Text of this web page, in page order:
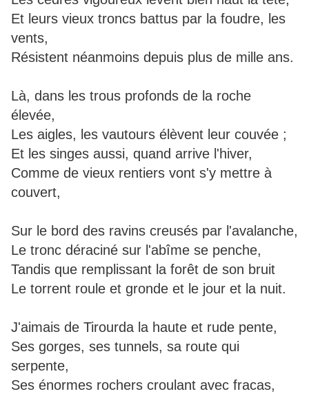
Et leurs vieux troncs battus par la foudre, les
vents,
Résistent néanmoins depuis plus de mille ans.
Là, dans les trous profonds de la roche
élevée,
Les aigles, les vautours élèvent leur couvée ;
Et les singes aussi, quand arrive l'hiver,
Comme de vieux rentiers vont s'y mettre à
couvert,
Sur le bord des ravins creusés par l'avalanche,
Le tronc déraciné sur l'abîme se penche,
Tandis que remplissant la forêt de son bruit
Le torrent roule et gronde et le jour et la nuit.
J'aimais de Tirourda la haute et rude pente,
Ses gorges, ses tunnels, sa route qui
serpente,
Ses énormes rochers croulant avec fracas,